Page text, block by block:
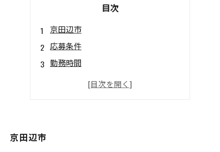
目次
京田辺市
応募条件
勤務時間
京田辺市